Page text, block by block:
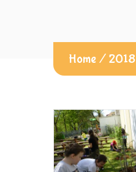
Home / 2018